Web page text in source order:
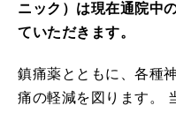
ニック）は現在通院中
ていただきます。
鎮痛薬とともに、各種
痛の軽減を図ります。